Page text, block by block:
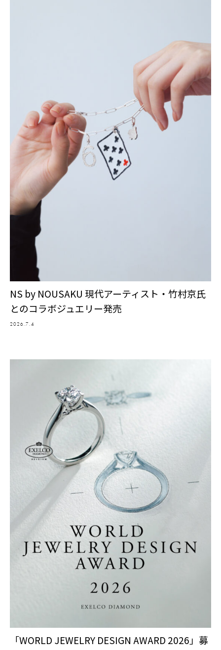
NS by NOUSAKU 現代アーティスト・竹村京氏
とのコラボジュエリー発売
2026.7.4
「WORLD JEWELRY DESIGN AWARD 2026」募